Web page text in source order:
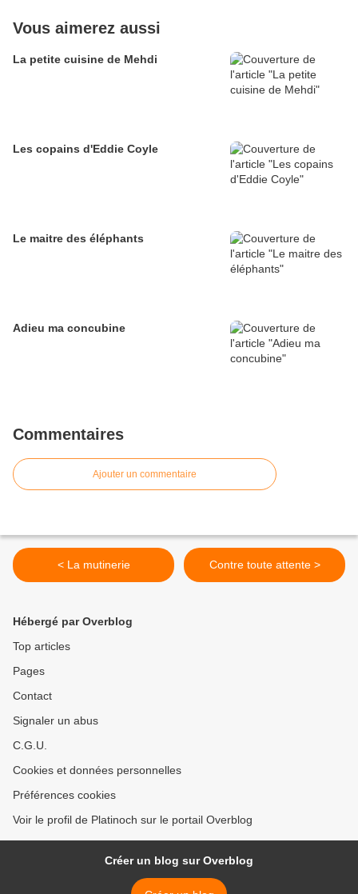
Vous aimerez aussi
La petite cuisine de Mehdi
Les copains d'Eddie Coyle
Le maitre des éléphants
Adieu ma concubine
Commentaires
Ajouter un commentaire
< La mutinerie Contre toute attente >
Hébergé par Overblog
Top articles
Pages
Contact
Signaler un abus
C.G.U.
Cookies et données personnelles
Préférences cookies
Voir le profil de Platinoch sur le portail Overblog
Créer un blog sur Overblog